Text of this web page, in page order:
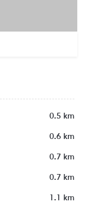
0.5 km
0.6 km
0.7 km
0.7 km
1.1 km